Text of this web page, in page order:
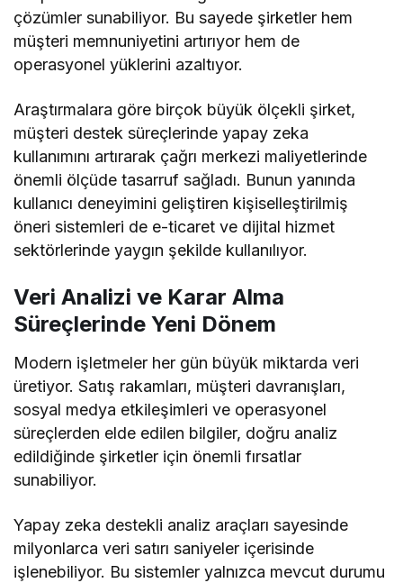
çözümler sunabiliyor. Bu sayede şirketler hem
müşteri memnuniyetini artırıyor hem de
operasyonel yüklerini azaltıyor.
Araştırmalara göre birçok büyük ölçekli şirket,
müşteri destek süreçlerinde yapay zeka
kullanımını artırarak çağrı merkezi maliyetlerinde
önemli ölçüde tasarruf sağladı. Bunun yanında
kullanıcı deneyimini geliştiren kişiselleştirilmiş
öneri sistemleri de e-ticaret ve dijital hizmet
sektörlerinde yaygın şekilde kullanılıyor.
Veri Analizi ve Karar Alma
Süreçlerinde Yeni Dönem
Modern işletmeler her gün büyük miktarda veri
üretiyor. Satış rakamları, müşteri davranışları,
sosyal medya etkileşimleri ve operasyonel
süreçlerden elde edilen bilgiler, doğru analiz
edildiğinde şirketler için önemli fırsatlar
sunabiliyor.
Yapay zeka destekli analiz araçları sayesinde
milyonlarca veri satırı saniyeler içerisinde
işlenebiliyor. Bu sistemler yalnızca mevcut durumu